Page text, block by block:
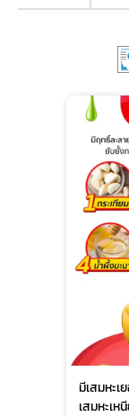
มีเสมหะเ
เสมหะเห